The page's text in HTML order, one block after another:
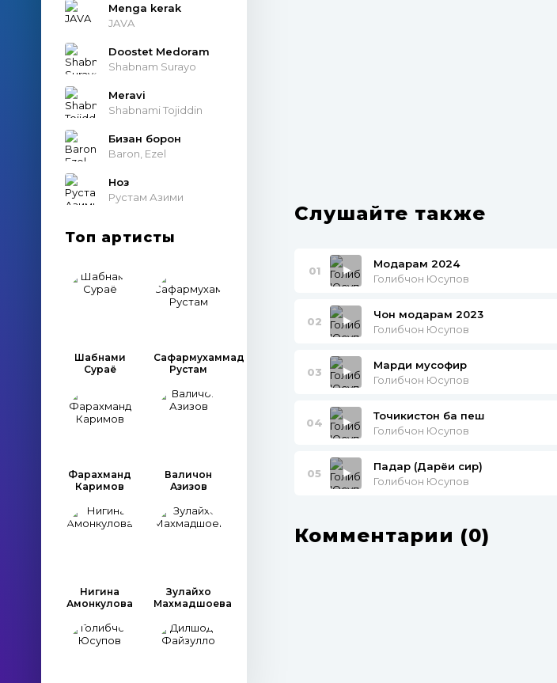
Menga kerak
JAVA
Doostet Medoram
Shabnam Surayo
Meravi
Shabnami Tojiddin
Бизан борон
Baron, Ezel
Ноз
Рустам Азими
Топ артисты
Шабнами
Сураё
Сафармухаммад
Рустам
Фарахманд
Каримов
Валичон
Азизов
Нигина
Амонкулова
Зулайхо
Махмадшоева
Слушайте также
01
Модарам 2024
Голибчон Юсупов
02
Чон модарам 2023
Голибчон Юсупов
03
Марди мусофир
Голибчон Юсупов
04
Точикистон ба пеш
Голибчон Юсупов
05
Падар (Дарёи сир)
Голибчон Юсупов
Комментарии (0)